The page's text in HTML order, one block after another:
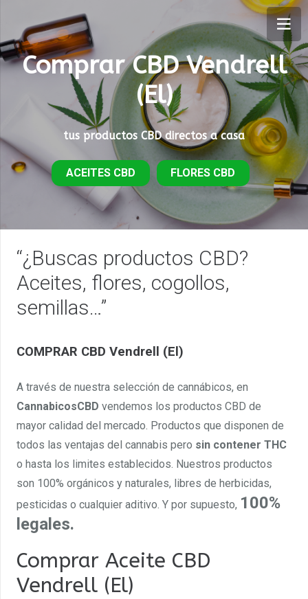
Comprar CBD Vendrell
(El)
tus productos CBD directos a casa
ACEITES CBD FLORES CBD
“¿Buscas productos CBD?
Aceites, flores, cogollos,
semillas…”
COMPRAR CBD Vendrell (El)
A través de nuestra selección de cannábicos, en
CannabicosCBD vendemos los productos CBD de
mayor calidad del mercado. Productos que disponen de
todos las ventajas del cannabis pero sin contener THC
o hasta los limites establecidos. Nuestros productos
son 100% orgánicos y naturales, libres de herbicidas,
pesticidas o cualquier aditivo. Y por supuesto, 100%
legales.
Comprar Aceite CBD
Vendrell (El)